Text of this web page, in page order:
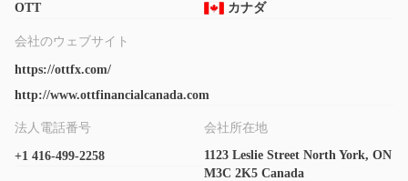
ことができます。
外国為替部長– 透明性の高い取引条件、多様な口座タイプ、競
ブローカー。
は OTT安全ですか、それとも詐欺ですか？
す。iiroc は、カナダのすべての投資ディーラーと債券および株式
OTT
カナダ
会社のウェブサイト
https://ottfx.com/
http://www.ottfinancialcanada.com
法人電話番号
+1 416-499-2258
会社所在地
1123 Leslie Street North York, ON
M3C 2K5 Canada